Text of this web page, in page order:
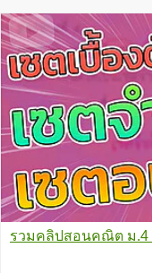
รวมคลิปสอนคณิต ม.4